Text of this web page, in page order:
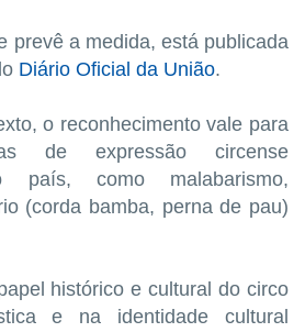
prevê a medida, está publicada
Diário Oficial da União.
o reconhecimento vale para
de expressão circense
país, como malabarismo,
(corda bamba, perna de pau)
histórico e cultural do circo
e na identidade cultural